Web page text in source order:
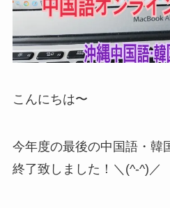
こんにちは〜
今年度の最後の中国語・韓
終了致しました！＼(^-^)／